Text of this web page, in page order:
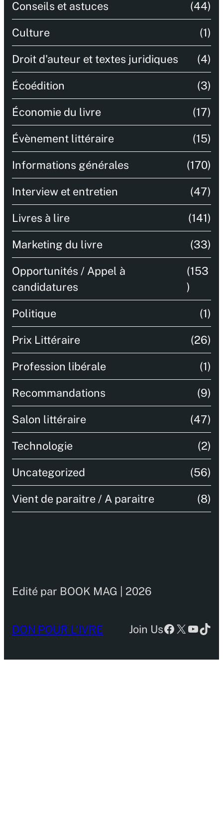
Conseils et astuces (44)
Culture (1)
Droit d'auteur et textes juridiques (4)
Écoédition (3)
Économie du livre (17)
Évènement littéraire (15)
Informations générales (170)
Interview et entretien (47)
Livres à lire (141)
Marketing du livre (33)
Opportunités / Appel à
candidatures
(153
)
Politique (1)
Prix Littéraire (26)
Profession libérale (1)
Recommandations (9)
Salon littéraire (47)
Technologie (2)
Uncategorized (56)
Vient de paraitre / A paraitre (8)
Edité par BOOK MAG | 2026
DON POUR L’IVRE Join UsFacebook
X